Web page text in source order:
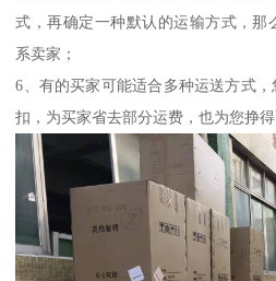
式，再确定一种默认的运输方式，那
系卖家；
6、有的买家可能适合多种运送方式
扣，为买家省去部分运费，也为您挣得